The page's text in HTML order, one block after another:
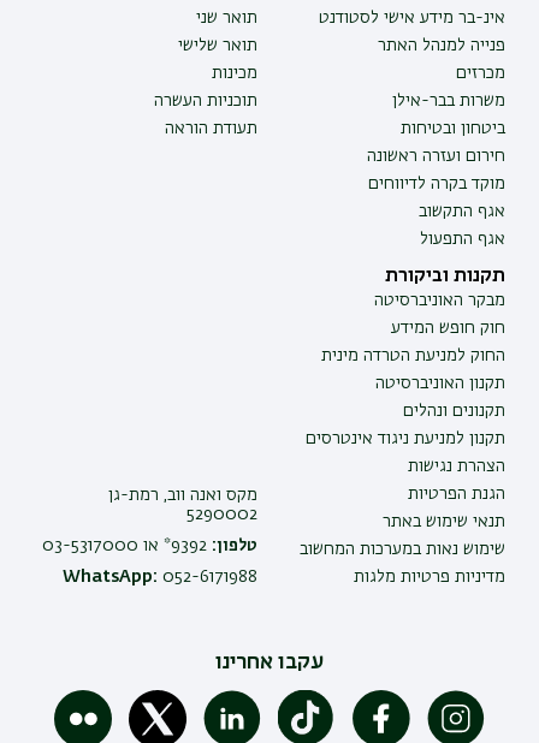
אינ-בר מידע אישי לסטודנט
פנייה למנהל האתר
מכרזים
משרות בבר-אילן
ביטחון ובטיחות
חירום ועזרה ראשונה
מוקד בקרה לדיווחים
אגף התקשוב
אגף התפעול
תואר שני
תואר שלישי
מכינות
תוכניות העשרה
תעודת הוראה
תקנות וביקורת
מבקר האוניברסיטה
חוק חופש המידע
החוק למניעת הטרדה מינית
תקנון האוניברסיטה
תקנונים ונהלים
תקנון למניעת ניגוד אינטרסים
הצהרת נגישות
הגנת הפרטיות
תנאי שימוש באתר
שימוש נאות במערכות המחשוב
מדיניות פרטיות מלגות
מקס ואנה ווב, רמת-גן
5290002
טלפון:
WhatsApp: 052-6171988
עקבו אחרינו